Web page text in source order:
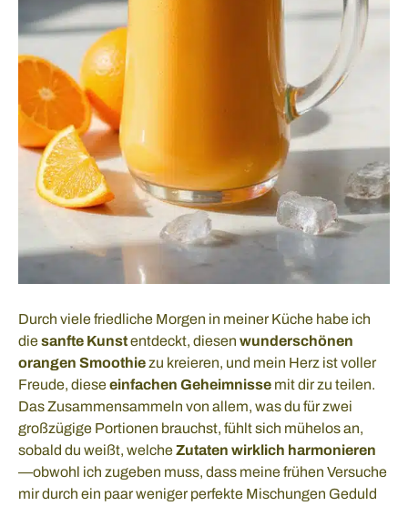
Durch viele friedliche Morgen in meiner Küche habe ich
diesanfte Kunstentdeckt, diesen wunderschönen
orangen Smoothiezu kreieren, und mein Herz ist voller
Freude, dieseeinfachen Geheimnisse mit dir zu teilen.
Das Zusammensammeln von allem, was du für zwei
großzügige Portionen brauchst, fühlt sich mühelos an,
sobald du weißt, welcheZutaten wirklich harmonieren
—obwohl ich zugeben muss, dass meine frühen Versuche
mir durch ein paar weniger perfekte Mischungen Geduld